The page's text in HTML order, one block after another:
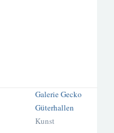
Galerie Gecko
Güterhallen
Kunst